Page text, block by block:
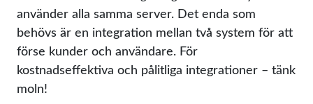
använder alla samma server. Det enda som
behövs är en integration mellan två system för att
förse kunder och användare. För
kostnadseffektiva och pålitliga integrationer – tänk
moln!